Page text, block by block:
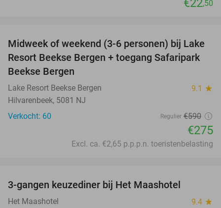
€22,50
53%
Midweek of weekend (3-6 personen) bij Lake
Resort Beekse Bergen + toegang Safaripark
Beekse Bergen
Lake Resort Beekse Bergen 9.1 star
Hilvarenbeek, 5081 NJ
Verkocht: 60
Regulier €590
€275
Excl. ca. €2,65 p.p.p.n. toeristenbelasting
3-gangen keuzediner bij Het Maashotel
Het Maashotel 9.4 star